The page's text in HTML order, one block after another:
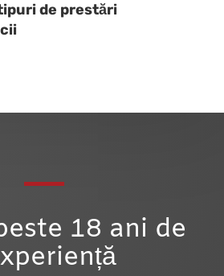
de prestări
18 ani de